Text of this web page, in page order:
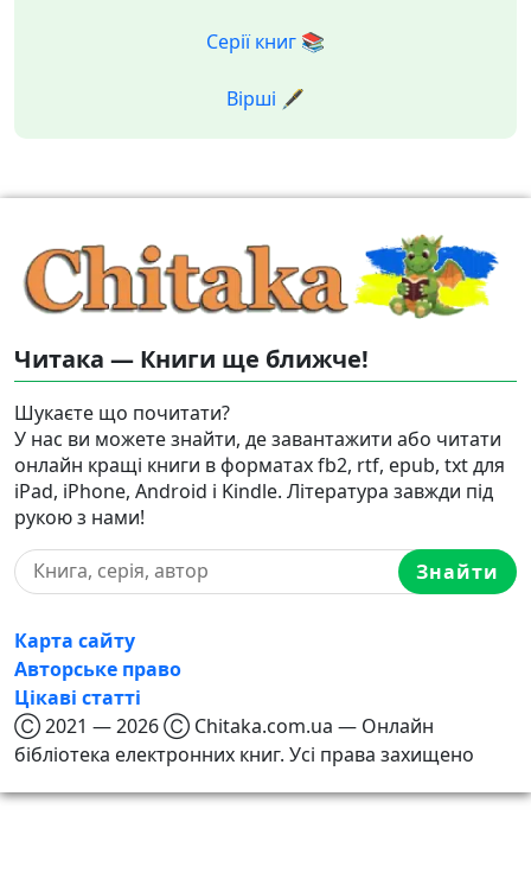
Серії книг 📚
Вірші 🖋️
Читака — Книги ще ближче!
Шукаєте що почитати?
У нас ви можете знайти, де завантажити або читати
онлайн кращі книги в форматах fb2, rtf, epub, txt для
iPad, iPhone, Android і Kindle. Література завжди під
рукою з нами!
Знайти
Карта сайту
Авторське право
Цікаві статті
Ⓒ 2021 — 2026 Ⓒ Chitaka.com.ua — Онлайн
бібліотека електронних книг. Усі права захищено